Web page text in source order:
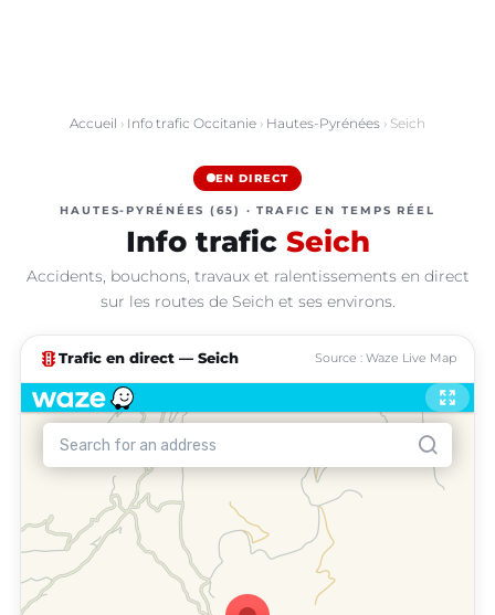
Accueil › Info trafic Occitanie › Hautes-Pyrénées › Seich
EN DIRECT
HAUTES-PYRÉNÉES (65) · TRAFIC EN TEMPS RÉEL
Info trafic Seich
Accidents, bouchons, travaux et ralentissements en direct
sur les routes de Seich et ses environs.
traffic Trafic en direct — Seich Source : Waze Live Map